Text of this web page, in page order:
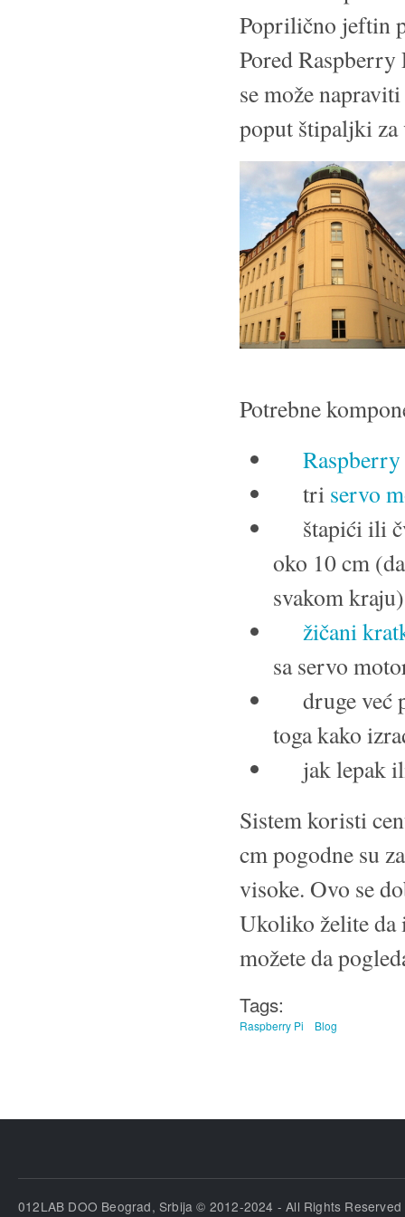
Poprilično jeftin
Pored
se može
poput štipaljki za
Potrebne
tri servo
štapići ili
oko 10 cm
svakom kraju)
žičani
sa servo
druge već
toga kako
jak lepak
Sistem koristi
cm pogodne su
visoke. Ovo se
Ukoliko želite da
možete da
Tags:
Raspberry Pi Blog
012LAB DOO Beograd, Srbija © 2012-2024 - All Rights Reserved